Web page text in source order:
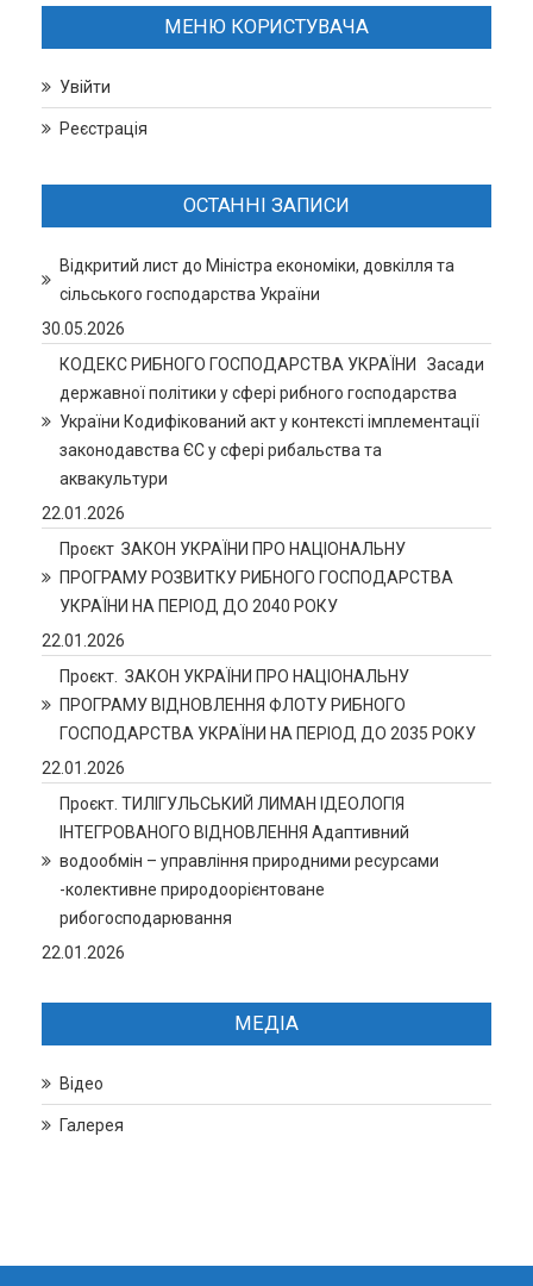
МЕНЮ КОРИСТУВАЧА
Увійти
Реєстрація
ОСТАННІ ЗАПИСИ
Відкритий лист до Міністра економіки, довкілля та
сільського господарства України
30.05.2026
КОДЕКС РИБНОГО ГОСПОДАРСТВА УКРАЇНИ Засади
державної політики у сфері рибного господарства
України Кодифікований акт у контексті імплементації
законодавства ЄС у сфері рибальства та
аквакультури
22.01.2026
Проєкт ЗАКОН УКРАЇНИ ПРО НАЦІОНАЛЬНУ
ПРОГРАМУ РОЗВИТКУ РИБНОГО ГОСПОДАРСТВА
УКРАЇНИ НА ПЕРІОД ДО 2040 РОКУ
22.01.2026
Проєкт. ЗАКОН УКРАЇНИ ПРО НАЦІОНАЛЬНУ
ПРОГРАМУ ВІДНОВЛЕННЯ ФЛОТУ РИБНОГО
ГОСПОДАРСТВА УКРАЇНИ НА ПЕРІОД ДО 2035 РОКУ
22.01.2026
Проєкт. ТИЛІГУЛЬСЬКИЙ ЛИМАН ІДЕОЛОГІЯ
ІНТЕГРОВАНОГО ВІДНОВЛЕННЯ Адаптивний
водообмін – управління природними ресурсами
-колективне природоорієнтоване
рибогосподарювання
22.01.2026
МЕДІА
Відео
Галерея